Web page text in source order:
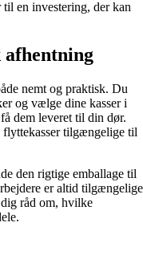
en investering, der kan
nemt og praktisk. Du
og vælge dine kasser i
dem leveret til din dør.
tilgængelige til
den rigtige emballage til
er altid tilgængelige
råd om, hvilke